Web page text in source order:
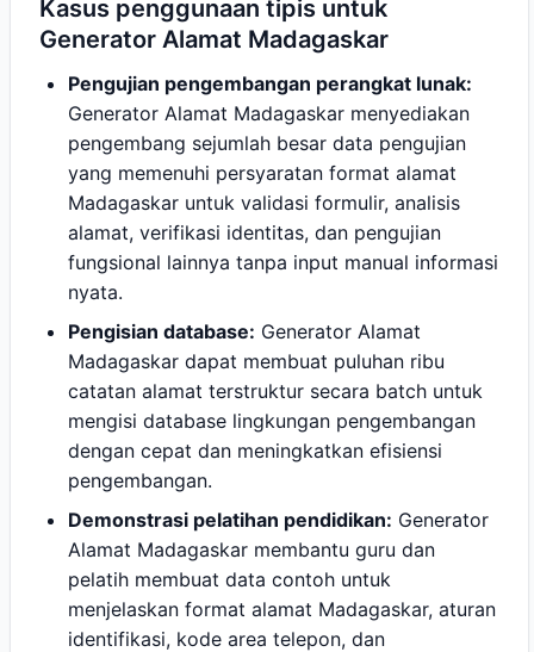
Kasus penggunaan tipis untuk
Generator Alamat Madagaskar
Pengujian pengembangan perangkat lunak:
Generator Alamat Madagaskar menyediakan
pengembang sejumlah besar data pengujian
yang memenuhi persyaratan format alamat
Madagaskar untuk validasi formulir, analisis
alamat, verifikasi identitas, dan pengujian
fungsional lainnya tanpa input manual informasi
nyata.
Pengisian database: Generator Alamat
Madagaskar dapat membuat puluhan ribu
catatan alamat terstruktur secara batch untuk
mengisi database lingkungan pengembangan
dengan cepat dan meningkatkan efisiensi
pengembangan.
Demonstrasi pelatihan pendidikan: Generator
Alamat Madagaskar membantu guru dan
pelatih membuat data contoh untuk
menjelaskan format alamat Madagaskar, aturan
identifikasi, kode area telepon, dan